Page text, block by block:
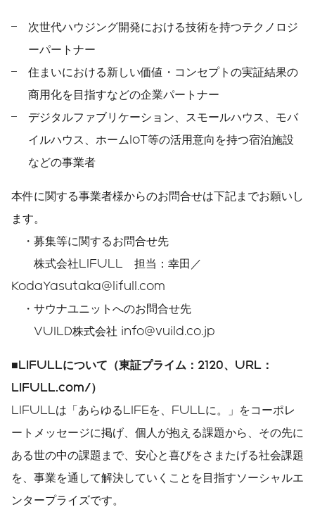
次世代ハウジング開発における技術を持つテクノロジ
ーパートナー
住まいにおける新しい価値・コンセプトの実証結果の
商用化を目指すなどの企業パートナー
デジタルファブリケーション、スモールハウス、モバ
イルハウス、ホームIoT等の活用意向を持つ宿泊施設
などの事業者
本件に関する事業者様からのお問合せは下記までお願いし
ます。
・募集等に関するお問合せ先
株式会社LIFULL 担当：幸田／
KodaYasutaka@lifull.com
・サウナユニットへのお問合せ先
VUILD株式会社 info@vuild.co.jp
■LIFULLについて（東証プライム： 2120、 URL ：
LIFULL.com/）
LIFULLは「あらゆるLIFEを、FULLに。」をコーポレ
ートメッセージに掲げ、個人が抱える課題から、その先に
ある世の中の課題まで、安心と喜びをさまたげる社会課題
を、事業を通して解決していくことを目指すソーシャルエ
ンタープライズです。